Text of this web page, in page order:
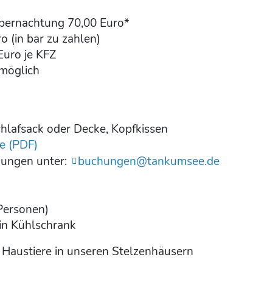
70,00 Euro*
(in bar zu zahlen)
je KFZ
oder Decke, Kopfkissen
(PDF)
unter:
buchungen@tankumsee.de
Kühlschrank
in unseren Stelzenhäusern